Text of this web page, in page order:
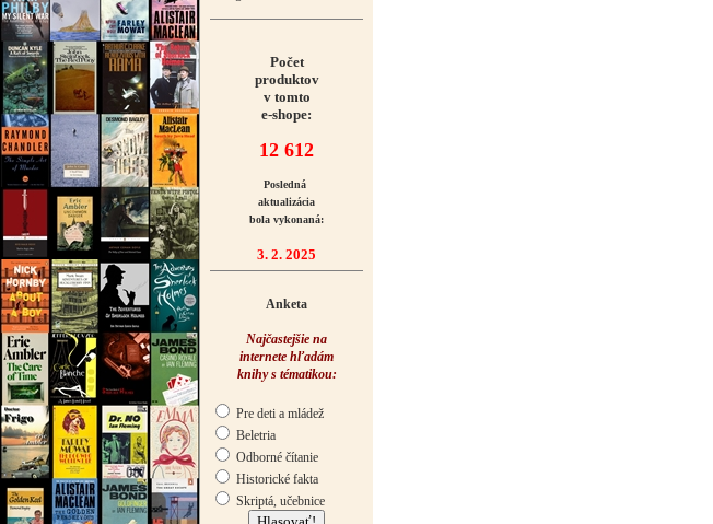
Počet
produktov
v tomto
e-shope:
12 612
Posledná
aktualizácia
bola vykonaná:
3. 2. 2025
Anketa
Najčastejšie na
internete hľadám
knihy s tématikou:
Pre deti a mládež
Beletria
Odborné čítanie
Historické fakta
Skriptá, učebnice